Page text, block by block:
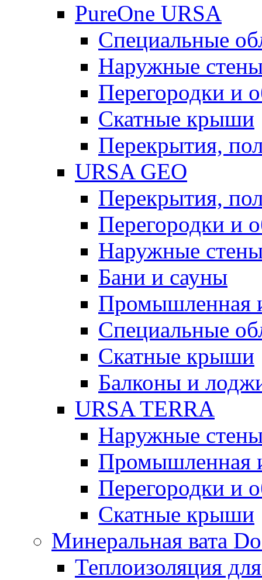
PureOne URSA
Специальные
Наружные
Перегородки и
Скатные крыши
Перекрытия,
URSA GEO
Перекрытия,
Перегородки и
Наружные
Бани и сауны
Промышленная
Специальные
Скатные крыши
Балконы и
URSA TERRA
Наружные
Промышленная
Перегородки и
Скатные крыши
Минеральная вата
Теплоизоляция